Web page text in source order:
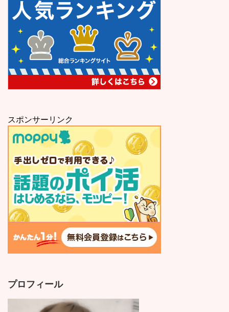
スポンサーリンク
プロフィール